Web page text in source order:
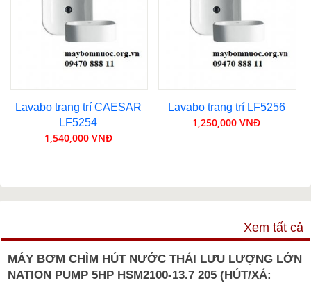
Lavabo trang trí CAESAR
LF5254
1,540,000 VNĐ
Lavabo trang trí LF5256
1,250,000 VNĐ
Xem tất cả
MÁY BƠM CHÌM HÚT NƯỚC THẢI LƯU LƯỢNG LỚN
NATION PUMP 5HP HSM2100-13.7 205 (HÚT/XẢ: